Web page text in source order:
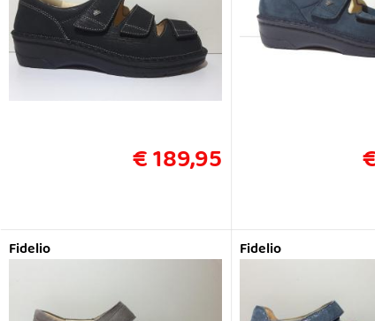
€ 189,95
Fidelio Fidelio